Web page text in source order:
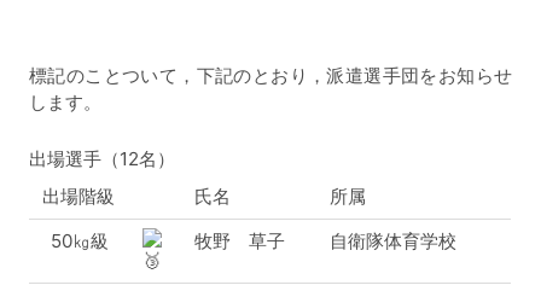
標記のことついて，下記のとおり，派遣選手団をお知らせ
します。
出場選手（12名）
出場階級
氏名
所属
50㎏級
牧野 草子 自衛隊体育学校